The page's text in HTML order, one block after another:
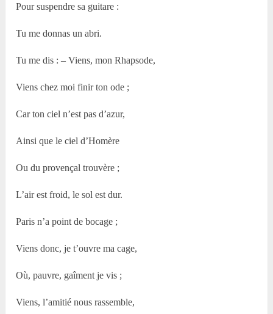
Pour suspendre sa guitare :
Tu me donnas un abri.
Tu me dis : – Viens, mon Rhapsode,
Viens chez moi finir ton ode ;
Car ton ciel n’est pas d’azur,
Ainsi que le ciel d’Homère
Ou du provençal trouvère ;
L’air est froid, le sol est dur.
Paris n’a point de bocage ;
Viens donc, je t’ouvre ma cage,
Où, pauvre, gaîment je vis ;
Viens, l’amitié nous rassemble,